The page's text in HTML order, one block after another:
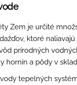
Zem je určité
ktoré
prírodných
hornín a pôdy v
tepelných